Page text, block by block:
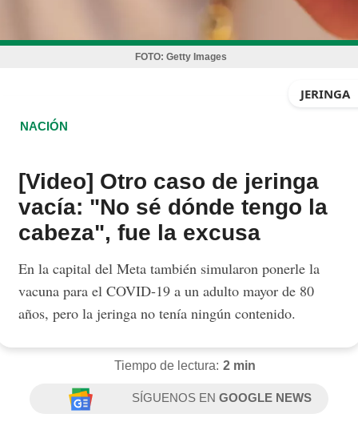
FOTO: Getty Images
JERINGA
NACIÓN
[Video] Otro caso de jeringa
vacía: "No sé dónde tengo la
cabeza", fue la excusa
En la capital del Meta también simularon ponerle la
vacuna para el COVID-19 a un adulto mayor de 80
años, pero la jeringa no tenía ningún contenido.
Tiempo de lectura: 2 min
SÍGUENOS ENGOOGLE NEWS